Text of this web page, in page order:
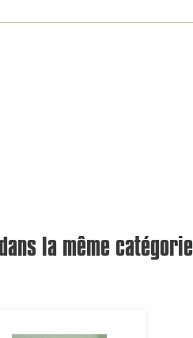
la même catégorie